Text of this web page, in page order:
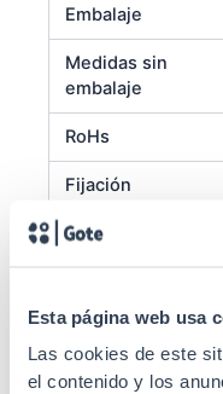
Esta página web usa
Las cookies de este
el contenido y los
Embalaje
Medidas sin
embalaje
RoHs
Fijación
Tipo conector
Especificaciones